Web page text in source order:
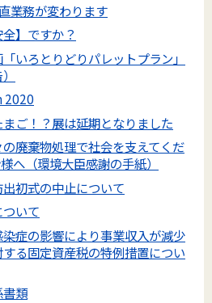
業務が変わります
】ですか？
いろとりどりパレットプラン」
2020
まご！？展は延期となりました
の廃棄物処理で社会を支えてくだ
へ（環境大臣感謝の手紙）
出初式の中止について
いて
症の影響により事業収入が減少
る固定資産税の特例措置につい
類